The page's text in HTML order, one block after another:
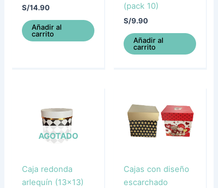
S/14.90
Añadir al
carrito
(pack 10)
S/9.90
Añadir al
carrito
AGOTADO
Caja redonda
arlequín (13×13)
Cajas con diseño
escarchado